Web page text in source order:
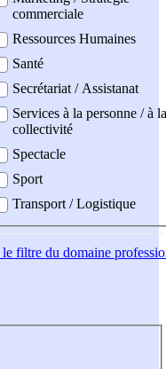
commerciale
Ressources Humaines
Santé
Secrétariat / Assistanat
Services à la personne / à la
collectivité
Spectacle
Sport
Transport / Logistique
le filtre du domaine